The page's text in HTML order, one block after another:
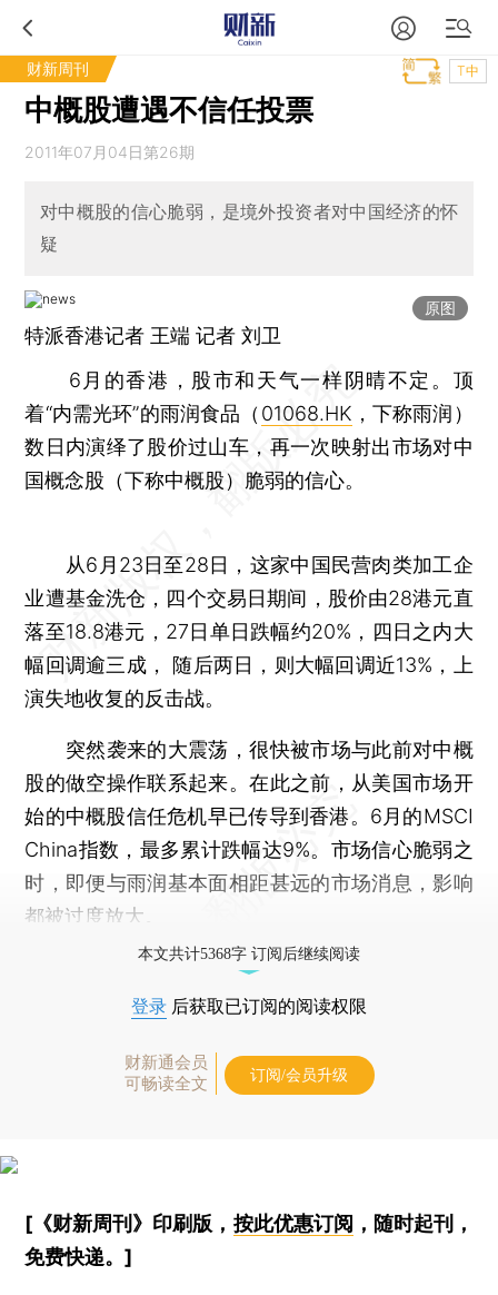
财新周刊 T中
中概股遭遇不信任投票
2011年07月04日第26期
对中概股的信心脆弱，是境外投资者对中国经济的怀
疑
原图
特派香港记者 王端 记者 刘卫
6月的香港，股市和天气一样阴晴不定。顶
着“内需光环”的雨润食品（ 01068.HK ，下称雨润）
数日内演绎了股价过山车，再一次映射出市场对中
国概念股（下称中概股）脆弱的信心。
从6月23日至28日，这家中国民营肉类加工企
业遭基金洗仓，四个交易日期间，股价由28港元直
落至18.8港元，27日单日跌幅约20%，四日之内大
幅回调逾三成， 随后两日，则大幅回调近13%，上
演失地收复的反击战。
突然袭来的大震荡，很快被市场与此前对中概
股的做空操作联系起来。在此之前，从美国市场开
始的中概股信任危机早已传导到香港。6月的MSCI
China指数，最多累计跌幅达9%。市场信心脆弱之
时，即便与雨润基本面相距甚远的市场消息，影响
都被过度放大。
本文共计5368字 订阅后继续阅读
登录 后获取已订阅的阅读权限
财新通会员
可畅读全文
订阅/会员升级
[《财新周刊》印刷版， 按此优惠订阅 ，随时起刊，
免费快递。]